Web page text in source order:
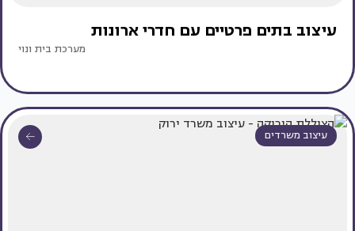
עיצוב בתים פרטיים עם חדרי ארונות
מערכת בית ונוי
עיצוב משרדים